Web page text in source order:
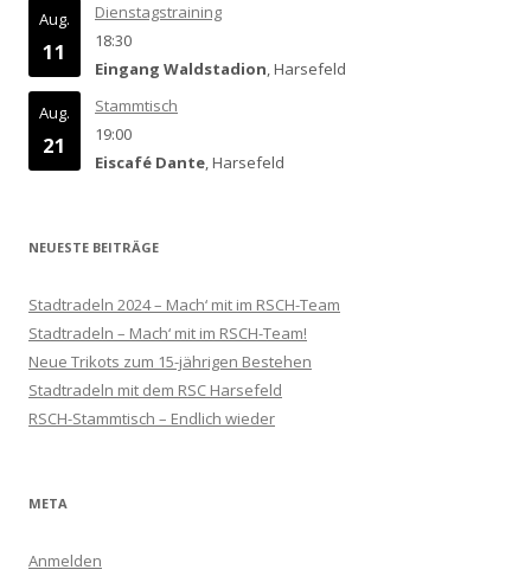
Aug.
11
Dienstagstraining
18:30
Eingang Waldstadion, Harsefeld
Aug.
21
Stammtisch
19:00
Eiscafé Dante, Harsefeld
NEUESTE BEITRÄGE
Stadtradeln 2024 – Mach‘ mit im RSCH-Team
Stadtradeln – Mach‘ mit im RSCH-Team!
Neue Trikots zum 15-jährigen Bestehen
Stadtradeln mit dem RSC Harsefeld
RSCH-Stammtisch – Endlich wieder
META
Anmelden